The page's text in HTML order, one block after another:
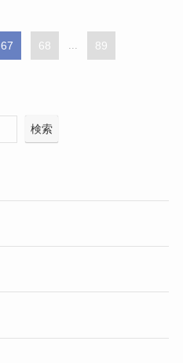
67 68 ... 89
検索